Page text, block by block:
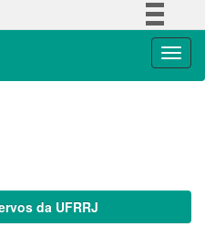
da UFRRJ